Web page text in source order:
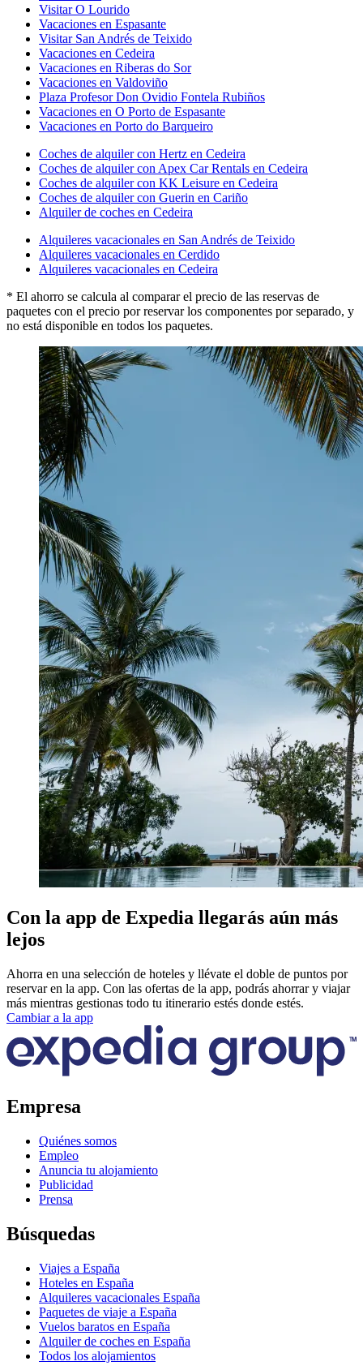
Visitar O Lourido
Vacaciones en Espasante
Visitar San Andrés de Teixido
Vacaciones en Cedeira
Vacaciones en Riberas do Sor
Vacaciones en Valdoviño
Plaza Profesor Don Ovidio Fontela Rubiños
Vacaciones en O Porto de Espasante
Vacaciones en Porto do Barqueiro
Coches de alquiler con Hertz en Cedeira
Coches de alquiler con Apex Car Rentals en Cedeira
Coches de alquiler con KK Leisure en Cedeira
Coches de alquiler con Guerin en Cariño
Alquiler de coches en Cedeira
Alquileres vacacionales en San Andrés de Teixido
Alquileres vacacionales en Cerdido
Alquileres vacacionales en Cedeira
* El ahorro se calcula al comparar el precio de las reservas de
paquetes con el precio por reservar los componentes por separado, y
no está disponible en todos los paquetes.
Con la app de Expedia llegarás aún más
lejos
Ahorra en una selección de hoteles y llévate el doble de puntos por
reservar en la app. Con las ofertas de la app, podrás ahorrar y viajar
más mientras gestionas todo tu itinerario estés donde estés.
Cambiar a la app
Empresa
Quiénes somos
Empleo
Anuncia tu alojamiento
Publicidad
Prensa
Búsquedas
Viajes a España
Hoteles en España
Alquileres vacacionales España
Paquetes de viaje a España
Vuelos baratos en España
Alquiler de coches en España
Todos los alojamientos